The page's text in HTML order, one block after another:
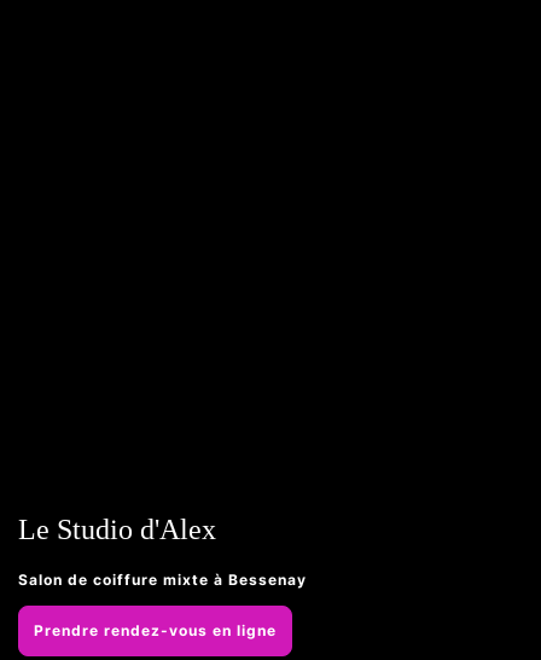
Le Studio d'Alex
Salon de coiffure mixte à Bessenay
Prendre rendez-vous en ligne